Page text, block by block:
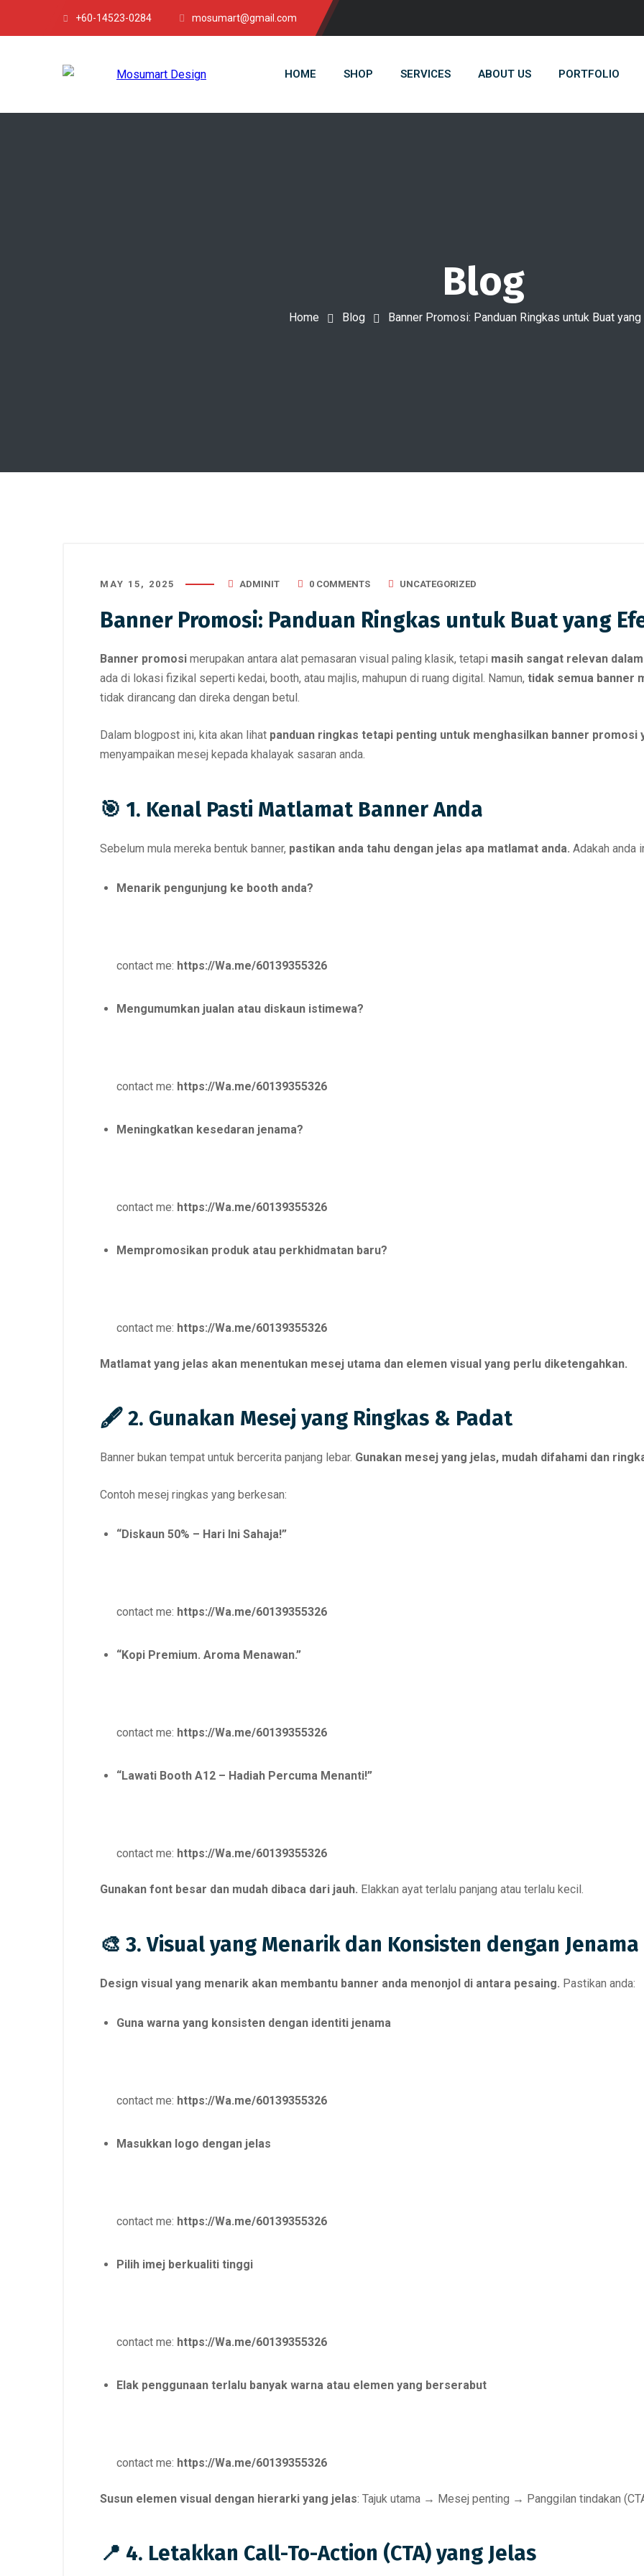
+60-14523-0284 mosumart@gmail.com
HOME SHOP SERVICES ABOUT US PORTFOLIO
Blog
Home Blog Banner Promosi: Panduan Ringkas untuk Buat
MAY 15, 2025 ADMINIT 0 COMMENTS UNCATEGORIZED
Banner Promosi: Panduan Ringkas untuk Buat yang
Banner promosi merupakan antara alat pemasaran visual paling klasik, tetapi masih sangat relevan
ada di lokasi fizikal seperti kedai, booth, atau majlis, mahupun di ruang digital. Namun, tidak semua banner
tidak dirancang dan direka dengan betul.
Dalam blogpost ini, kita akan lihat panduan ringkas tetapi penting untuk menghasilkan banner promosi
menyampaikan mesej kepada khalayak sasaran anda.
🎯 1. Kenal Pasti Matlamat Banner Anda
Sebelum mula mereka bentuk banner, pastikan anda tahu dengan jelas apa matlamat anda. Adakah anda
Menarik pengunjung ke booth anda?
contact me: https://Wa.me/60139355326
Mengumumkan jualan atau diskaun istimewa?
contact me: https://Wa.me/60139355326
Meningkatkan kesedaran jenama?
contact me: https://Wa.me/60139355326
Mempromosikan produk atau perkhidmatan baru?
contact me: https://Wa.me/60139355326
Matlamat yang jelas akan menentukan mesej utama dan elemen visual yang perlu diketengahkan.
🖋️ 2. Gunakan Mesej yang Ringkas & Padat
Banner bukan tempat untuk bercerita panjang lebar. Gunakan mesej yang jelas, mudah difahami dan
Contoh mesej ringkas yang berkesan:
“Diskaun 50% – Hari Ini Sahaja!”
contact me: https://Wa.me/60139355326
“Kopi Premium. Aroma Menawan.”
contact me: https://Wa.me/60139355326
“Lawati Booth A12 – Hadiah Percuma Menanti!”
contact me: https://Wa.me/60139355326
Gunakan font besar dan mudah dibaca dari jauh. Elakkan ayat terlalu panjang atau terlalu kecil.
🎨 3. Visual yang Menarik dan Konsisten dengan Jenama
Design visual yang menarik akan membantu banner anda menonjol di antara pesaing. Pastikan anda:
Guna warna yang konsisten dengan identiti jenama
contact me: https://Wa.me/60139355326
Masukkan logo dengan jelas
contact me: https://Wa.me/60139355326
Pilih imej berkualiti tinggi
contact me: https://Wa.me/60139355326
Elak penggunaan terlalu banyak warna atau elemen yang berserabut
contact me: https://Wa.me/60139355326
Susun elemen visual dengan hierarki yang jelas: Tajuk utama → Mesej penting → Panggilan tindakan
📍 4. Letakkan Call-To-Action (CTA) yang Jelas